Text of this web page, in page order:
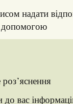
надати
допомогою
до вас